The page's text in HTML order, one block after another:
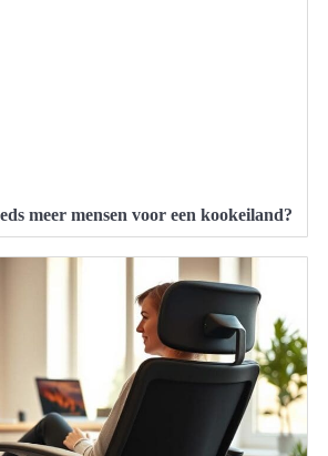
meer mensen voor een kookeiland?